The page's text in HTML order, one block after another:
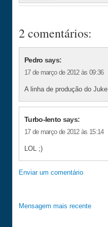
2 comentários:
Pedro says:
17 de março de 2012 às 09:36
A linha de produção do
Turbo-lento says:
17 de março de 2012 às 15:14
LOL ;)
Enviar um comentário
Mensagem mais recente